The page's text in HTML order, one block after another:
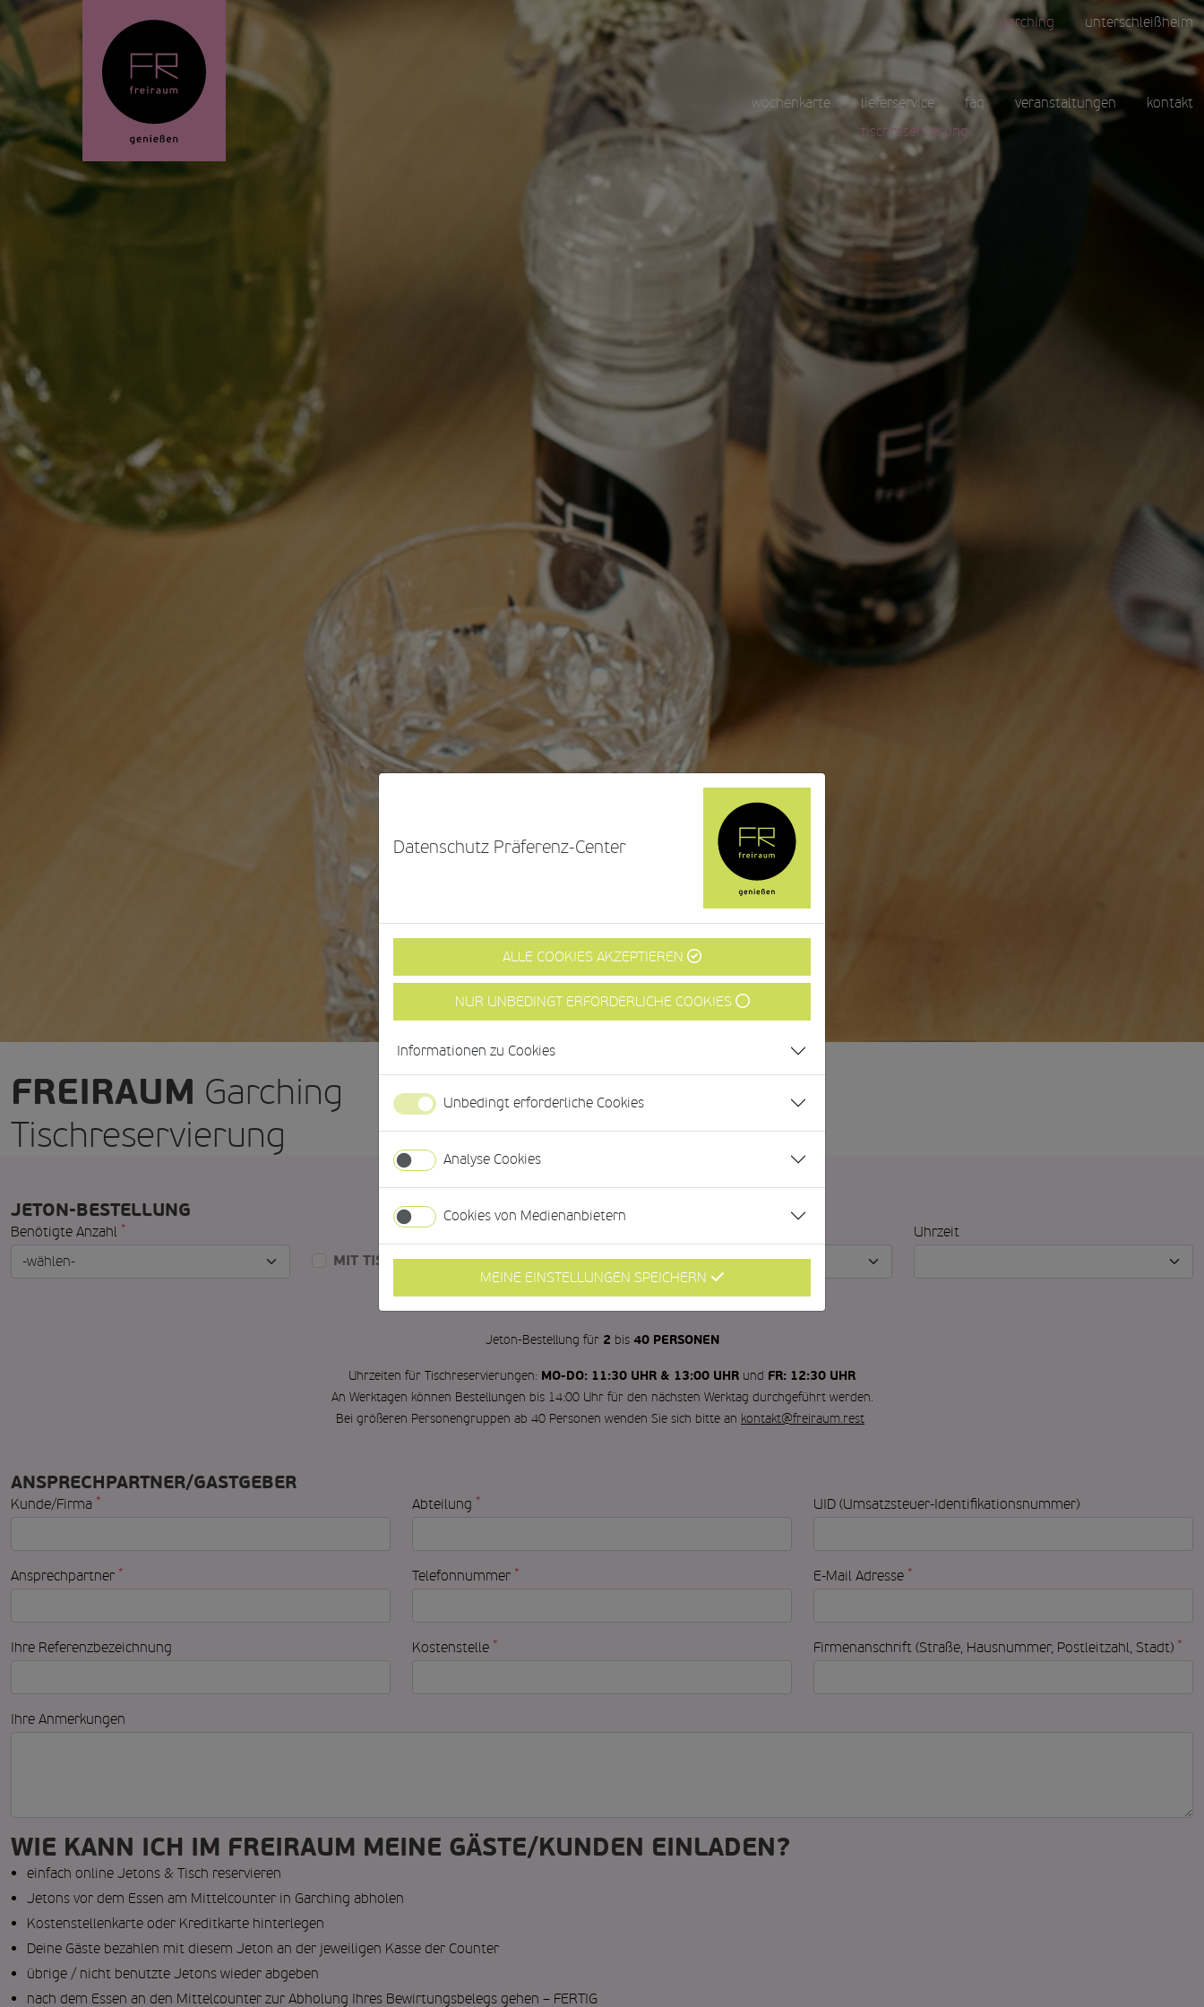
//for HttpContext.GetDisplayUrl()
garching unterschleißheim
wochenkarte
lieferservice
tischreservierung
faq veranstaltungen kontakt
FREIRAUM Garching
Tischreservierung
JETON-BESTELLUNG
Benötigte Anzahl *
MIT TISCHRESERVIERUNG
ABHOLZEIT
Uhrzeit
Jeton-Bestellung für 2 bis 40 PERSONEN
Uhrzeiten für Tischreservierungen: MO-DO: 11:30 UHR & 13:00 UHR und FR: 12:30 UHR
An Werktagen können Bestellungen bis 14:00 Uhr für den nächsten Werktag durchgeführt werden.
Bei größeren Personengruppen ab 40 Personen wenden Sie sich bitte an kontakt@freiraum.rest
ANSPRECHPARTNER/GASTGEBER
Kunde/Firma * Abteilung * UID (Umsatzsteuer-Identifikationsnummer)
Ansprechpartner * Telefonnummer * E-Mail Adresse *
Ihre Referenzbezeichnung Kostenstelle * Firmenanschrift (Straße, Hausnummer, Postleitzahl, Stadt) *
Ihre Anmerkungen
WIE KANN ICH IM FREIRAUM MEINE GÄSTE/KUNDEN EINLADEN?
einfach online Jetons & Tisch reservieren
Jetons vor dem Essen am Mittelcounter in Garching abholen
Kostenstellenkarte oder Kreditkarte hinterlegen
Deine Gäste bezahlen mit diesem Jeton an der jeweiligen Kasse der Counter
übrige / nicht benutzte Jetons wieder abgeben
nach dem Essen an den Mittelcounter zur Abholung Ihres Bewirtungsbelegs gehen – FERTIG
Datenschutz Präferenz-Center
ALLE COOKIES AKZEPTIEREN
NUR UNBEDINGT ERFORDERLICHE COOKIES
Informationen zu Cookies
Unbedingt erforderliche Cookies
Analyse Cookies
Cookies von Medienanbietern
MEINE EINSTELLUNGEN SPEICHERN